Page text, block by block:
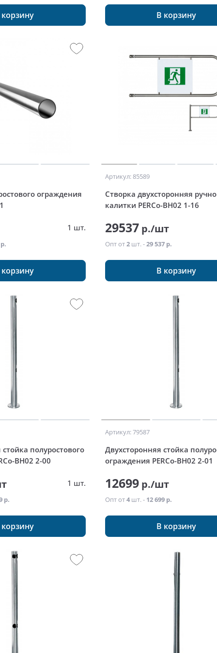
В корзину
ограждения
1 шт.
Артикул: 85589
Створка двухсторонняя
калитки PERCo-BH02 1-16
29537р./шт
Опт от2шт. -29 537 р.
В корзину
полуростового
BH02 2-00
1 шт.
р.
Артикул: 79587
Двухсторонняя стойка
ограждения PERCo-BH02 2-01
12699р./шт
Опт от4шт. - 12 699 р.
В корзину